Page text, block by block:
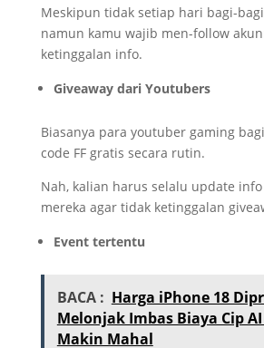
Meskipun tidak setiap hari bagi-
namun kamu wajib men-follow
ketinggalan info.
Giveaway dari Youtubers
Biasanya para youtuber gaming
code FF gratis secara rutin.
Nah, kalian harus selalu update
mereka agar tidak ketinggalan
Event tertentu
BACA : Harga iPhone 18
Melonjak Imbas Biaya Cip
Makin Mahal